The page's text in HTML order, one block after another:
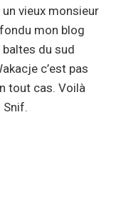
vieux monsieur
mon blog
du sud
c’est pas
tout cas. Voilà
Snif.